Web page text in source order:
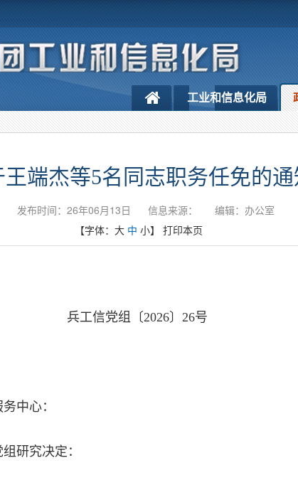
工业和信息化局
王端杰等5名同志职务任免的
发布时间：26年06月13日 信息来源：
编辑：办公室
【字体： 大 中 小】 打印本页
兵工信党组〔2026〕26号
中心：
研究决定：